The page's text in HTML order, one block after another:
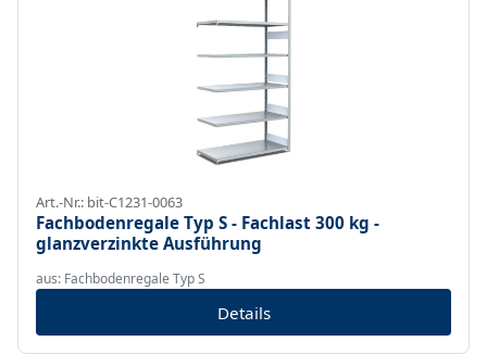
Art.-Nr.: bit-C1231-0063
Fachbodenregale Typ S - Fachlast 300 kg -
glanzverzinkte Ausführung
aus: Fachbodenregale Typ S
Details